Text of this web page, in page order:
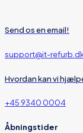
Send os en email!
support@it-
Hvordan kan vi
+45 9340 0004
Åbningstider